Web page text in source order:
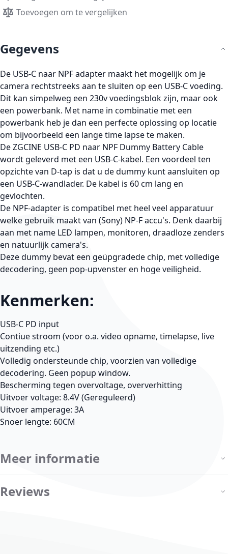
Toevoegen om te vergelijken
Gegevens
De USB-C naar NPF adapter maakt het mogelijk om je
camera rechtstreeks aan te sluiten op een USB-C voeding.
Dit kan simpelweg een 230v voedingsblok zijn, maar ook
een powerbank. Met name in combinatie met een
powerbank heb je dan een perfecte oplossing op locatie
om bijvoorbeeld een lange time lapse te maken.
De ZGCINE USB-C PD naar NPF Dummy Battery Cable
wordt geleverd met een USB-C-kabel. Een voordeel ten
opzichte van D-tap is dat u de dummy kunt aansluiten op
een USB-C-wandlader. De kabel is 60 cm lang en
gevlochten.
De NPF-adapter is compatibel met heel veel apparatuur
welke gebruik maakt van (Sony) NP-F accu's. Denk daarbij
aan met name LED lampen, monitoren, draadloze zenders
en natuurlijk camera's.
Deze dummy bevat een geüpgradede chip, met volledige
decodering, geen pop-upvenster en hoge veiligheid.
Kenmerken:
USB-C PD input
Contiue stroom (voor o.a. video opname, timelapse, live
uitzending etc.)
Volledig ondersteunde chip, voorzien van volledige
decodering. Geen popup window.
Bescherming tegen overvoltage, oververhitting
Uitvoer voltage: 8.4V (Gereguleerd)
Uitvoer amperage: 3A
Snoer lengte: 60CM
Meer informatie
Reviews